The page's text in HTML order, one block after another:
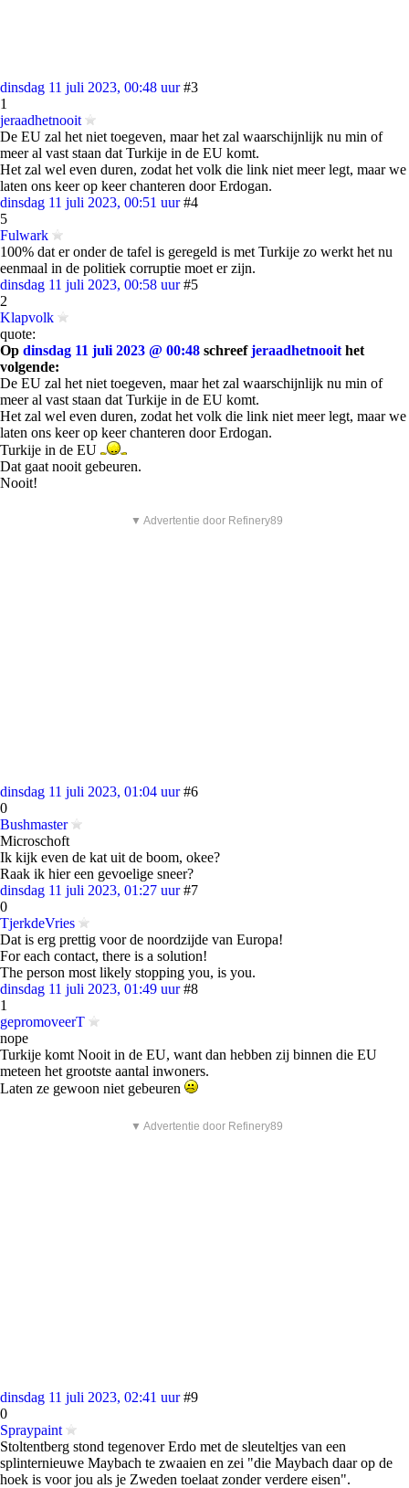
dinsdag 11 juli 2023, 00:48 uur #3
1
jeraadhetnooit
De EU zal het niet toegeven, maar het zal waarschijnlijk nu min of
meer al vast staan dat Turkije in de EU komt.
Het zal wel even duren, zodat het volk die link niet meer legt, maar we
laten ons keer op keer chanteren door Erdogan.
dinsdag 11 juli 2023, 00:51 uur #4
5
Fulwark
100% dat er onder de tafel is geregeld is met Turkije zo werkt het nu
eenmaal in de politiek corruptie moet er zijn.
dinsdag 11 juli 2023, 00:58 uur #5
2
Klapvolk
quote:
Op dinsdag 11 juli 2023 @ 00:48 schreefjeraadhetnooit het
volgende:
De EU zal het niet toegeven, maar het zal waarschijnlijk nu min of
meer al vast staan dat Turkije in de EU komt.
Het zal wel even duren, zodat het volk die link niet meer legt, maar we
laten ons keer op keer chanteren door Erdogan.
Turkije in de EU
Dat gaat nooit gebeuren.
Nooit!
▼ Advertentie door Refinery89
dinsdag 11 juli 2023, 01:04 uur #6
0
Bushmaster
Microschoft
Ik kijk even de kat uit de boom, okee?
Raak ik hier een gevoelige sneer?
dinsdag 11 juli 2023, 01:27 uur #7
0
TjerkdeVries
Dat is erg prettig voor de noordzijde van Europa!
For each contact, there is a solution!
The person most likely stopping you, is you.
dinsdag 11 juli 2023, 01:49 uur #8
1
gepromoveerT
nope
Turkije komt Nooit in de EU, want dan hebben zij binnen die EU
meteen het grootste aantal inwoners.
Laten ze gewoon niet gebeuren
▼ Advertentie door Refinery89
dinsdag 11 juli 2023, 02:41 uur #9
0
Spraypaint
Stoltentberg stond tegenover Erdo met de sleuteltjes van een
splinternieuwe Maybach te zwaaien en zei "die Maybach daar op de
hoek is voor jou als je Zweden toelaat zonder verdere eisen".